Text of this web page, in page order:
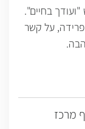
בחיים".
על קשר
מרכז